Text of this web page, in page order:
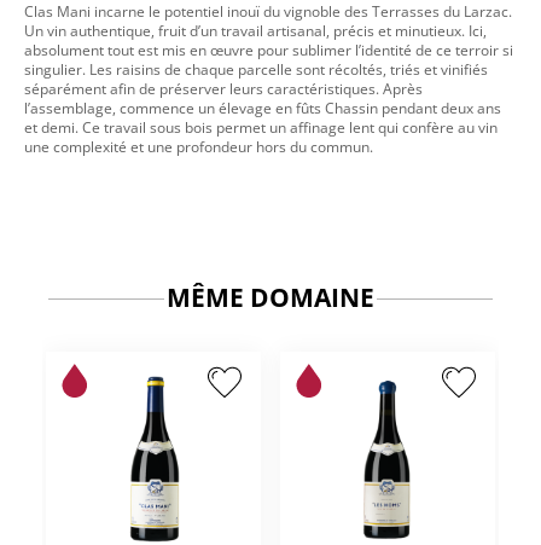
Clas Mani incarne le potentiel inouï du vignoble des Terrasses du Larzac.
Un vin authentique, fruit d’un travail artisanal, précis et minutieux. Ici,
absolument tout est mis en œuvre pour sublimer l’identité de ce terroir si
singulier. Les raisins de chaque parcelle sont récoltés, triés et vinifiés
séparément afin de préserver leurs caractéristiques. Après
l’assemblage, commence un élevage en fûts Chassin pendant deux ans
et demi. Ce travail sous bois permet un affinage lent qui confère au vin
une complexité et une profondeur hors du commun.
MÊME DOMAINE